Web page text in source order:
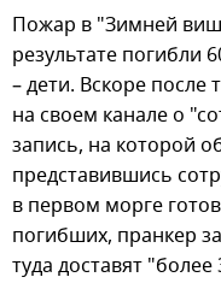
Пожар в "Зимней
результате погибли
– дети. Вскоре после
на своем канале о
запись, на которой
представившись
в первом морге
погибших, пранкер
туда доставят "более